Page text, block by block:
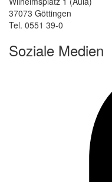
37073 Göttingen
Tel. 0551 39-0
Soziale Medien